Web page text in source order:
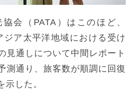
会（PATA）はこのほど、
ジア太平洋地域における受け
見通しについて中間レポート
測通り、旅客数が順調に回復
示した。